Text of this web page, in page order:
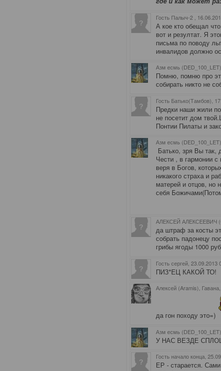
Гость Палыч-2 ,
А кое кто обещал
вот и резултат. Я
письма по поводу
инвалидов должно
Азм есмь
Помню, помню про
собирать никто не
Гость Батько(Тамбов) ,
Предки наши жили
не посетит дом
Понтии Пилаты и
Азм есмь
Батько, зря Вы
Чести , в гармонии
веря в Богов,
никакого страха и
матерей и отцов, но
себя
АЛЕКСЕЙ АЛЕКСЕЕВИЧ
да штраф за косты
собрать падонецу
грибы ягоды 1000
Гость сергей , 23.09.2013
ПИЗ*ЕЦ КАКОЙ ТО!
Алексей (Aramis), Гавана
да гон походу это=)
Азм есмь
У НАС ВЕЗДЕ
Гость начало конца,
ЕР - старается.